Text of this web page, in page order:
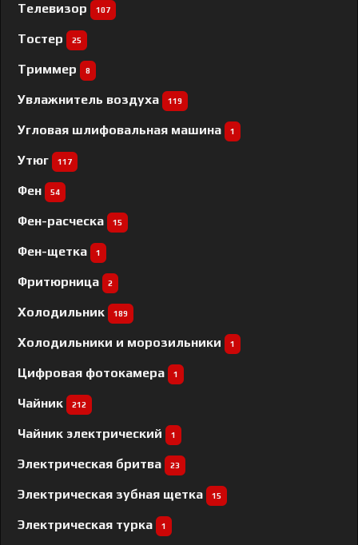
Телевизор 107
Тостер 25
Триммер 8
Увлажнитель воздуха 119
Угловая шлифовальная машина 1
Утюг 117
Фен 54
Фен-расческа 15
Фен-щетка 1
Фритюрница 2
Холодильник 189
Холодильники и морозильники 1
Цифровая фотокамера 1
Чайник 212
Чайник электрический 1
Электрическая бритва 23
Электрическая зубная щетка 15
Электрическая турка 1